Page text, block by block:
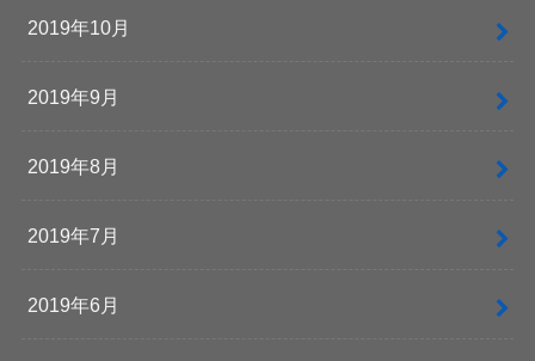
2019年10月
2019年9月
2019年8月
2019年7月
2019年6月